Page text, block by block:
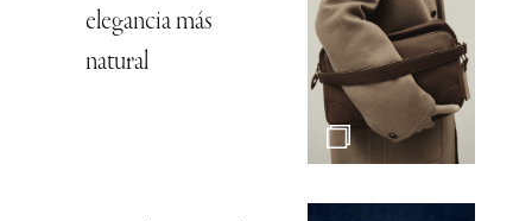
elegancia más
natural